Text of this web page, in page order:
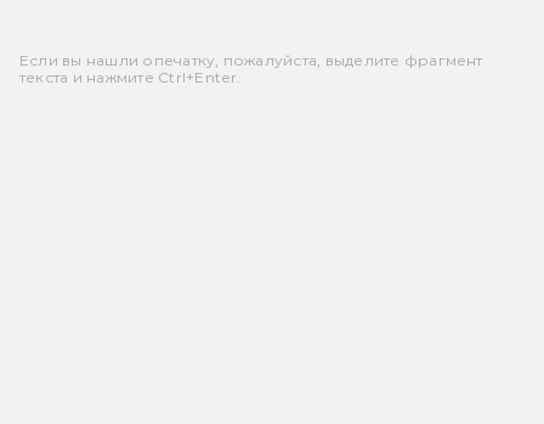
Если вы нашли опечатку, пожалуйста, выделите фрагмент
текста и нажмите Ctrl+Enter.